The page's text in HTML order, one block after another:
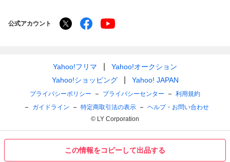
この情報をコピーして出品する
公式アカウント
Yahoo!フリマ
Yahoo!オークション
Yahoo!ショッピング
Yahoo! JAPAN
プライバシーポリシー プライバシーセンター
利用規約
ガイドライン
特定商取引法の表示
ヘルプ・お問い合わせ
© LY Corporation